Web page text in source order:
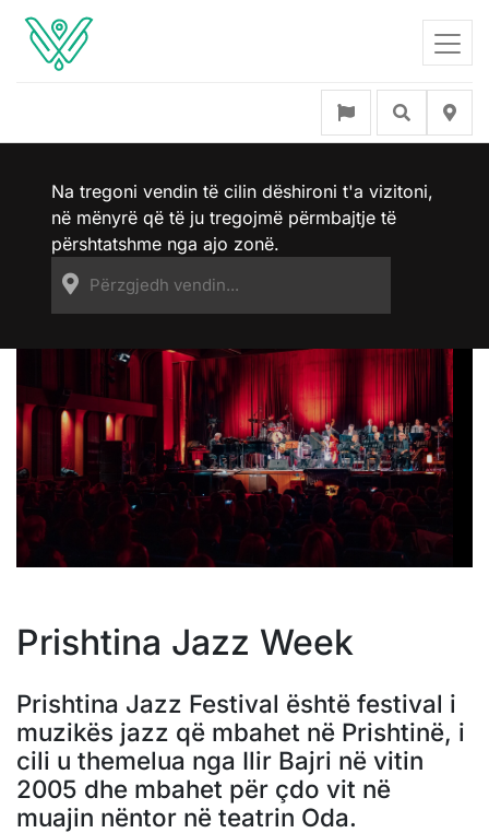
Na tregoni vendin të cilin dëshironi t'a vizitoni,
në mënyrë që të ju tregojmë përmbajtje të
përshtatshme nga ajo zonë.
Prishtina Jazz Week
Prishtina Jazz Festival është festival i
muzikës jazz që mbahet në Prishtinë, i
cili u themelua nga Ilir Bajri në vitin
2005 dhe mbahet për çdo vit në
muajin nëntor në teatrin Oda.